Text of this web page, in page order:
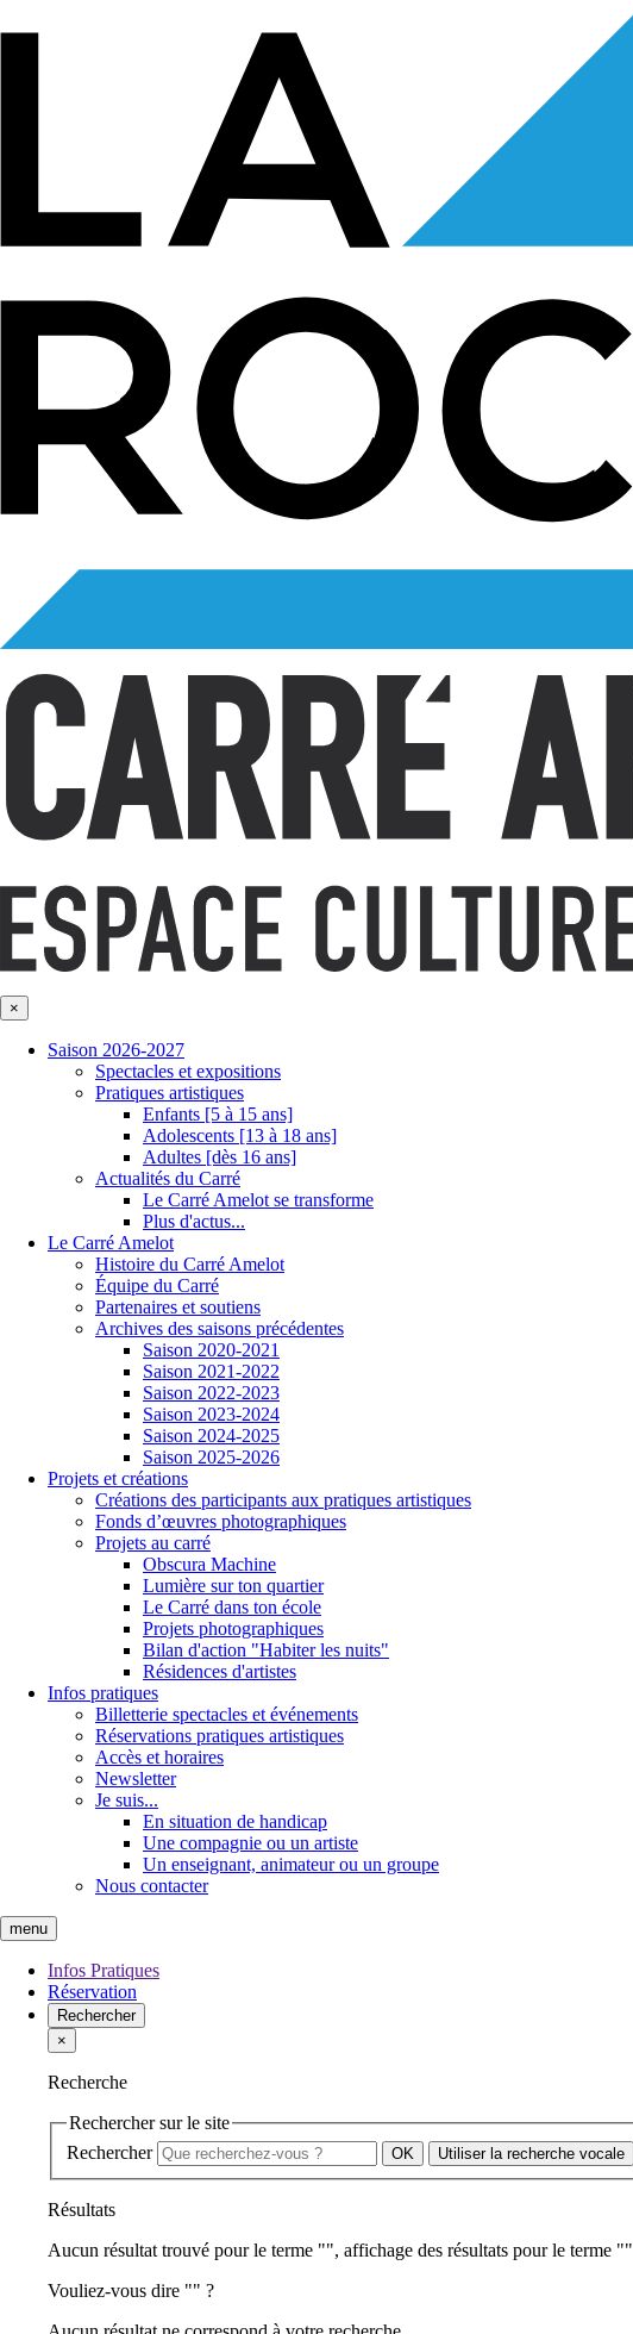
×
Saison 2026-2027
Spectacles et expositions
Pratiques artistiques
Enfants [5 à 15 ans]
Adolescents [13 à 18 ans]
Adultes [dès 16 ans]
Actualités du Carré
Le Carré Amelot se transforme
Plus d'actus...
Le Carré Amelot
Histoire du Carré Amelot
Équipe du Carré
Partenaires et soutiens
Archives des saisons précédentes
Saison 2020-2021
Saison 2021-2022
Saison 2022-2023
Saison 2023-2024
Saison 2024-2025
Saison 2025-2026
Projets et créations
Créations des participants aux pratiques artistiques
Fonds d’œuvres photographiques
Projets au carré
Obscura Machine
Lumière sur ton quartier
Le Carré dans ton école
Projets photographiques
Bilan d'action "Habiter les nuits"
Résidences d'artistes
Infos pratiques
Billetterie spectacles et événements
Réservations pratiques artistiques
Accès et horaires
Newsletter
Je suis...
En situation de handicap
Une compagnie ou un artiste
Un enseignant, animateur ou un groupe
Nous contacter
menu
Infos Pratiques
Réservation
Rechercher
×
Recherche
Rechercher sur le site
Rechercher
Utiliser la recherche vocale
Résultats
Aucun résultat trouvé pour le terme "", affichage des résultats pour le terme ""
Vouliez-vous dire "" ?